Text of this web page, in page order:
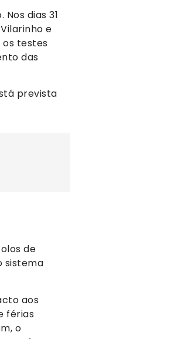
dias 31
e
os testes
das
prevista
de
sistema
aos
férias
o